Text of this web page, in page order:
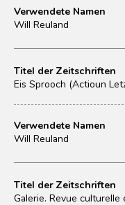
Verwendete Namen
Will Reuland
Titel der Zeitschriften
Eis Sprooch (Actioun
Verwendete Namen
Will Reuland
Titel der Zeitschriften
Galerie. Revue culturelle